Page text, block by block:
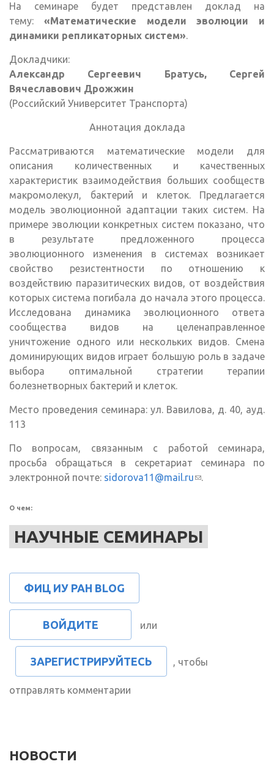
На семинаре будет представлен доклад на
тему: «Математические модели эволюции и
динамики репликаторных систем».
Докладчики:
Александр Сергеевич Братусь, Сергей
Вячеславович Дрожжин
(Российский Университет Транспорта)
Аннотация доклада
Рассматриваются математические модели для
описания количественных и качественных
характеристик взаимодействия больших сообществ
макромолекул, бактерий и клеток. Предлагается
модель эволюционной адаптации таких систем. На
примере эволюции конкретных систем показано, что
в результате предложенного процесса
эволюционного изменения в системах возникает
свойство резистентности по отношению к
воздействию паразитических видов, от воздействия
которых система погибала до начала этого процесса.
Исследована динамика эволюционного ответа
сообщества видов на целенаправленное
уничтожение одного или нескольких видов. Смена
доминирующих видов играет большую роль в задаче
выбора оптимальной стратегии терапии
болезнетворных бактерий и клеток.
Место проведения семинара: ул. Вавилова, д. 40, ауд.
113
По вопросам, связанным с работой семинара,
просьба обращаться в секретариат семинара по
электронной почте: sidorova11@mail.ru(ссылка для
.
О чем:
НАУЧНЫЕ СЕМИНАРЫ
ФИЦ ИУ РАН BLOG
ВОЙДИТЕ или
ЗАРЕГИСТРИРУЙТЕСЬ , чтобы
отправлять комментарии
НОВОСТИ